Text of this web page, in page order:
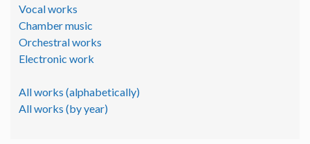
Vocal works
Chamber music
Orchestral works
Electronic work
All works (alphabetically)
All works (by year)